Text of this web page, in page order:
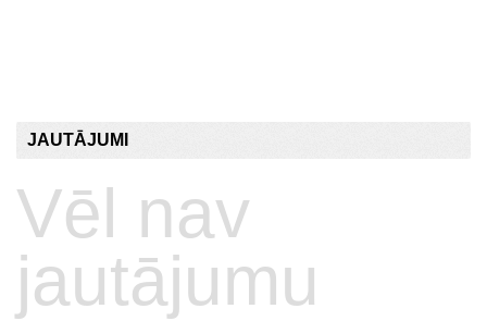
JAUTĀJUMI
Vēl nav
jautājumu